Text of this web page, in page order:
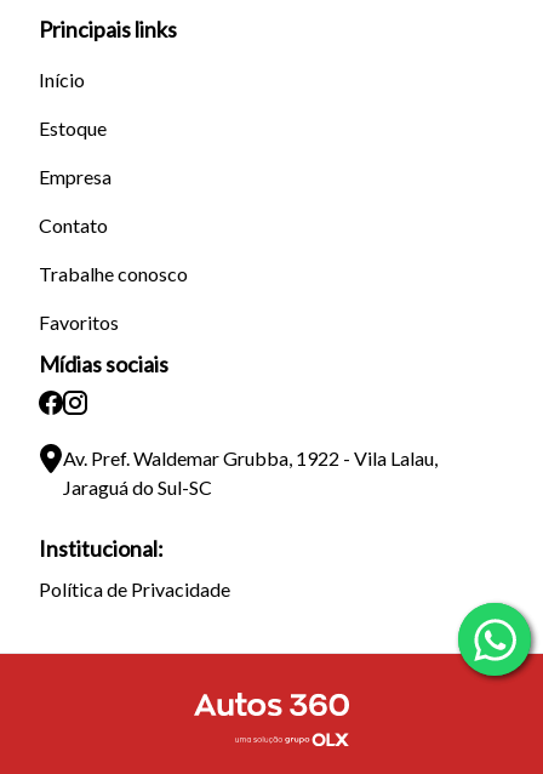
Principais links
Início
Estoque
Empresa
Contato
Trabalhe conosco
Favoritos
Mídias sociais
Av. Pref. Waldemar Grubba, 1922 - Vila Lalau,
Jaraguá do Sul-SC
Institucional:
Política de Privacidade